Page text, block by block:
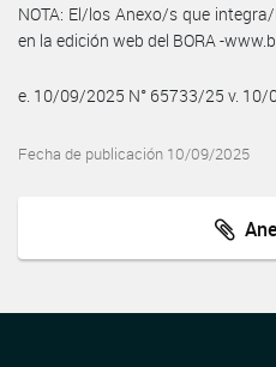
NOTA: El/los Anexo/s que
en la edición web del BORA -
e. 10/09/2025 N° 65733/25 v. 10/
Fecha de publicación 10/09/2025